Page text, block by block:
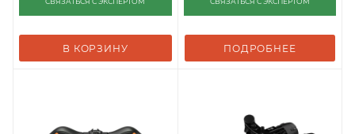
В КОРЗИНУ ПОДРОБНЕЕ